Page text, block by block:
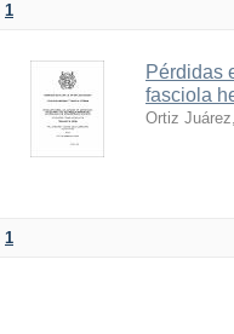
1
Pérdidas
fasciola
Ortiz
1